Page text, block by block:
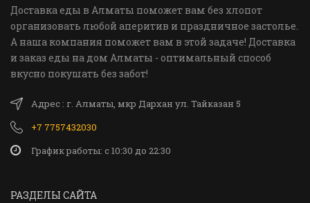
Доставка еды в Алматы поможет вам без хлопот
организовать любой аперитив и праздничное застолье.
А наша компания поможет вам в этой задаче! Доставка
и заказ еды на дом Алматы - оптимальный способ
вкусно покушать без забот!
Адрес : г. Алматы, мкр Дархан ул. Тайказан 5
+7 7757432030
График работы: c 10:30 до 22:30
РАЗДЕЛЫ САЙТА